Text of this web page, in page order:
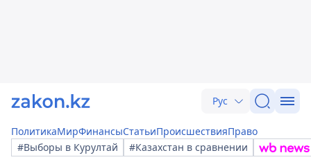
Рус
ПолитикаМирФинансыСтатьиПроисшествияПраво
#Выборы в Курултай
#Казахстан в сравнении